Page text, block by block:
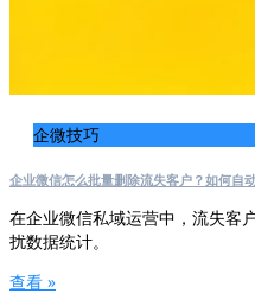
企微技巧
企业微信怎么批量删除流失客户？如何自
在企业微信私域运营中，流失客
扰数据统计。
查看 »